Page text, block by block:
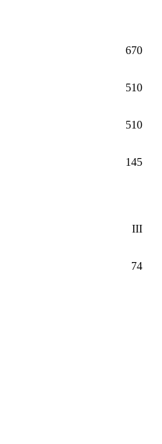
670
510
510
145
III
74